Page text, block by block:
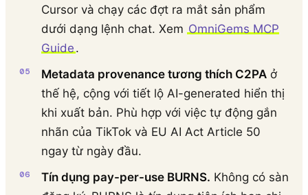
Cursor và chạy các đợt ra mắt sản phẩm
dưới dạng lệnh chat. Xem OmniGems MCP
Guide.
Metadata provenance tương thích C2PA ở
thế hệ, cộng với tiết lộ AI-generated hiển thị
khi xuất bản. Phù hợp với việc tự động gắn
nhãn của TikTok và EU AI Act Article 50
ngay từ ngày đầu.
Tín dụng pay-per-use BURNS. Không có sàn